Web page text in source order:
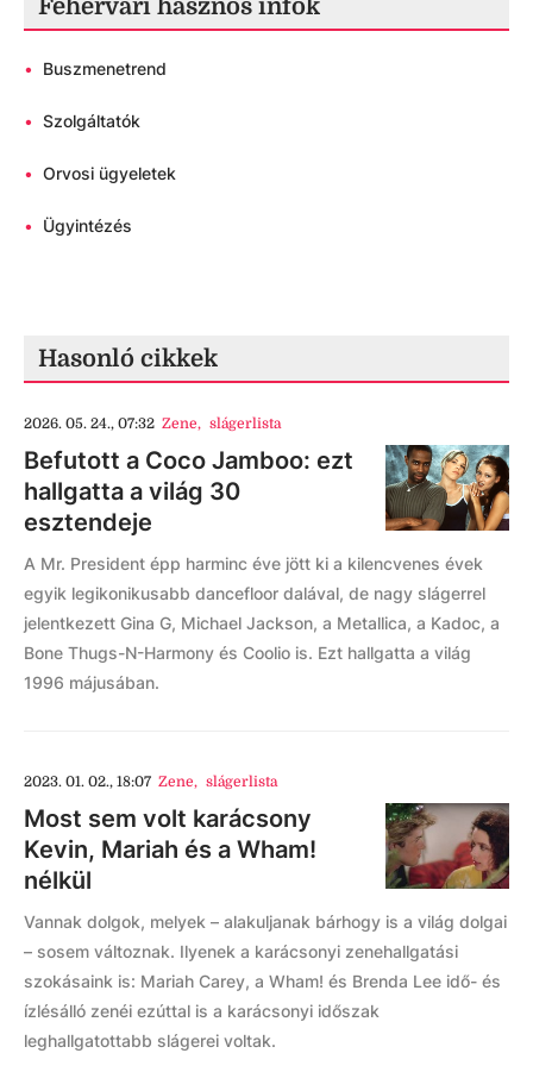
Fehérvári hasznos infók
• Buszmenetrend
• Szolgáltatók
• Orvosi ügyeletek
• Ügyintézés
Hasonló cikkek
2026. 05. 24., 07:32 Zene, slágerlista
Befutott a Coco Jamboo: ezt
hallgatta a világ 30
esztendeje
A Mr. President épp harminc éve jött ki a kilencvenes évek
egyik legikonikusabb dancefloor dalával, de nagy slágerrel
jelentkezett Gina G, Michael Jackson, a Metallica, a Kadoc, a
Bone Thugs-N-Harmony és Coolio is. Ezt hallgatta a világ
1996 májusában.
2023. 01. 02., 18:07 Zene, slágerlista
Most sem volt karácsony
Kevin, Mariah és a Wham!
nélkül
Vannak dolgok, melyek – alakuljanak bárhogy is a világ dolgai
– sosem változnak. Ilyenek a karácsonyi zenehallgatási
szokásaink is: Mariah Carey, a Wham! és Brenda Lee idő- és
ízlésálló zenéi ezúttal is a karácsonyi időszak
leghallgatottabb slágerei voltak.